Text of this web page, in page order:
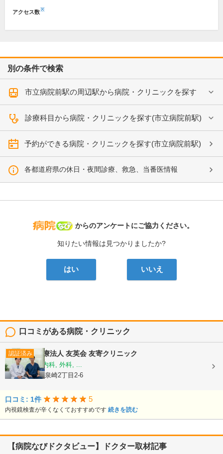
アクセス数※
別の条件で検索
市立病院前駅の周辺駅から病院・クリニックを探す
診療科目から病院・クリニックを探す(市立病院前駅)
予約ができる病院・クリニックを探す(市立病院前駅)
各都道府県の休日・夜間診療、救急、当番医情報
病院なび
からのアンケートにご協力ください。
知りたい情報は見つかりましたか?
はい いいえ
口コミがある病院・クリニック
認証済み 医療法人 友英会 友寄クリニック
内科, 消化器内科, 外科, ...
沖縄県那覇市泉崎2丁目2-6
口コミ: 1件 5
内視鏡検査が辛くなくておすすめです 続きを読む
【病院なびドクタビュー】ドクター取材記事